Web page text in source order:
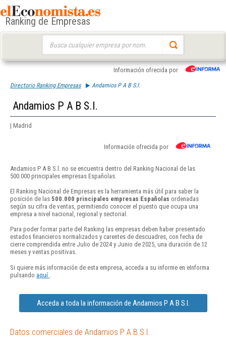
Ranking de Empresas
Información ofrecida por
Directorio Ranking Empresas Andamios P A B S.l.
Andamios P A B S.l.
| Madrid
Información ofrecida por
Andamios P A B S.l. no se encuentra dentro del Ranking Nacional de las
500.000 principales empresas Españolas.
El Ranking Nacional de Empresas es la herramienta más útil para saber la
posición de las 500.000 principales empresas Españolas ordenadas
según su cifra de ventas, permitiendo conocer el puesto que ocupa una
empresa a nivel nacional, regional y sectorial.
Para poder formar parte del Ranking las empresas deben haber presentado
estados financieros normalizados y carentes de descuadres, con fecha de
cierre comprendida entre Julio de 2024 y Junio de 2025, una duración de 12
meses y ventas positivas.
Si quiere más información de esta empresa, acceda a su informe en eInforma
pulsando aquí
Acceda a toda la información de Andamios P A B S.l.
Datos comerciales de Andamios P A B S.l.